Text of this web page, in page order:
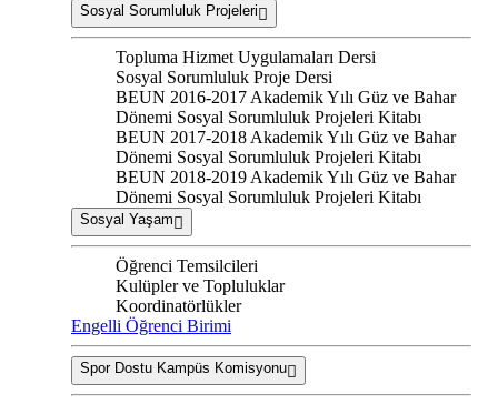
Sosyal Sorumluluk Projeleri
Topluma Hizmet Uygulamaları Dersi
Sosyal Sorumluluk Proje Dersi
BEUN 2016-2017 Akademik Yılı Güz ve Bahar
Dönemi Sosyal Sorumluluk Projeleri Kitabı
BEUN 2017-2018 Akademik Yılı Güz ve Bahar
Dönemi Sosyal Sorumluluk Projeleri Kitabı
BEUN 2018-2019 Akademik Yılı Güz ve Bahar
Dönemi Sosyal Sorumluluk Projeleri Kitabı
Sosyal Yaşam
Öğrenci Temsilcileri
Kulüpler ve Topluluklar
Koordinatörlükler
Engelli Öğrenci Birimi
Spor Dostu Kampüs Komisyonu